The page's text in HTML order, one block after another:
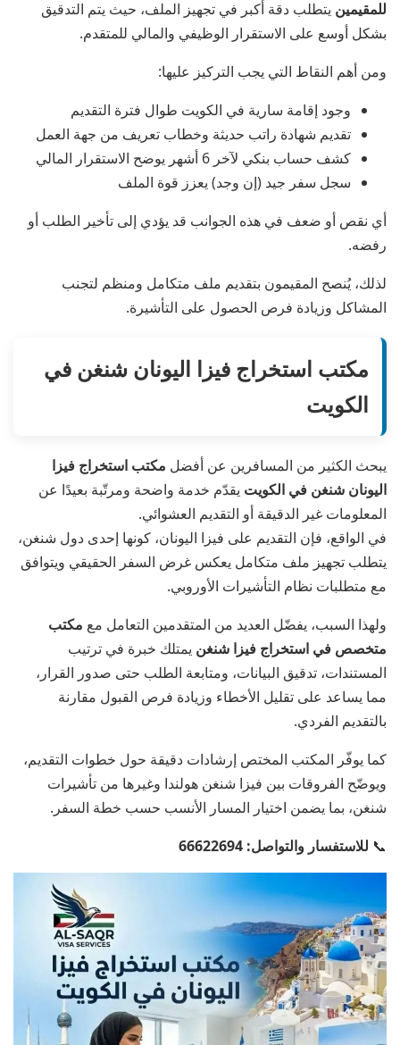
للمقيمين يتطلب دقة أكبر في تجهيز الملف، حيث يتم التدقيق
بشكل أوسع على الاستقرار الوظيفي والمالي للمتقدم.
ومن أهم النقاط التي يجب التركيز عليها:
وجود إقامة سارية في الكويت طوال فترة التقديم
تقديم شهادة راتب حديثة وخطاب تعريف من جهة العمل
كشف حساب بنكي لآخر 6 أشهر يوضح الاستقرار المالي
سجل سفر جيد (إن وجد) يعزز قوة الملف
أي نقص أو ضعف في هذه الجوانب قد يؤدي إلى تأخير الطلب أو
رفضه.
لذلك، يُنصح المقيمون بتقديم ملف متكامل ومنظم لتجنب
المشاكل وزيادة فرص الحصول على التأشيرة.
مكتب استخراج فيزا اليونان شنغن في
الكويت
يبحث الكثير من المسافرين عن أفضل مكتب استخراج فيزا
اليونان شنغن في الكويت يقدّم خدمة واضحة ومرتّبة بعيدًا عن
المعلومات غير الدقيقة أو التقديم العشوائي.
في الواقع، فإن التقديم على فيزا اليونان، كونها إحدى دول شنغن،
يتطلب تجهيز ملف متكامل يعكس غرض السفر الحقيقي ويتوافق
مع متطلبات نظام التأشيرات الأوروبي.
ولهذا السبب، يفضّل العديد من المتقدمين التعامل مع مكتب
متخصص في استخراج فيزا شنغن يمتلك خبرة في ترتيب
المستندات، تدقيق البيانات، ومتابعة الطلب حتى صدور القرار،
مما يساعد على تقليل الأخطاء وزيادة فرص القبول مقارنة
بالتقديم الفردي.
كما يوفّر المكتب المختص إرشادات دقيقة حول خطوات التقديم،
ويوضّح الفروقات بين فيزا شنغن هولندا وغيرها من تأشيرات
شنغن، بما يضمن اختيار المسار الأنسب حسب خطة السفر.
📞 للاستفسار والتواصل: 66622694